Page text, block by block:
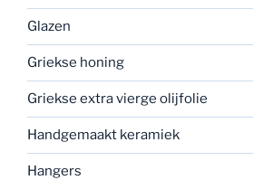
Glazen
Griekse honing
Griekse extra vierge olijfolie
Handgemaakt keramiek
Hangers